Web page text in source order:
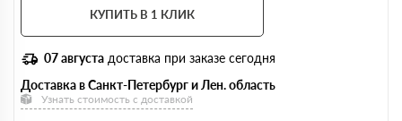
КУПИТЬ В 1 КЛИК
07 августа доставка при заказе сегодня
Доставка в Санкт-Петербург и Лен. область
Узнать стоимость с доставкой